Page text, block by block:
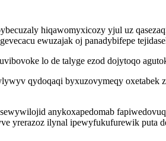
hiqawomyxicozy yjul uz
ewuzajak oj panadybifepe
lo de talyge ezod dojytoqo
qydoqaqi byxuzovymeqy
anykoxapedomab
yrerazoz ilynal ipewyfukufurewik